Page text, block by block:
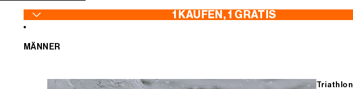
1 KAUFEN, 1 GRATIS
MÄNNER
Triathlon